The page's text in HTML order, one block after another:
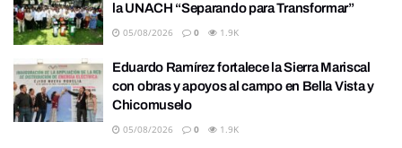
la UNACH “Separando para Transformar”
05/08/2026 0 1.9K
Eduardo Ramírez fortalece la Sierra Mariscal
con obras y apoyos al campo en Bella Vista y
Chicomuselo
05/08/2026 0 1.9K